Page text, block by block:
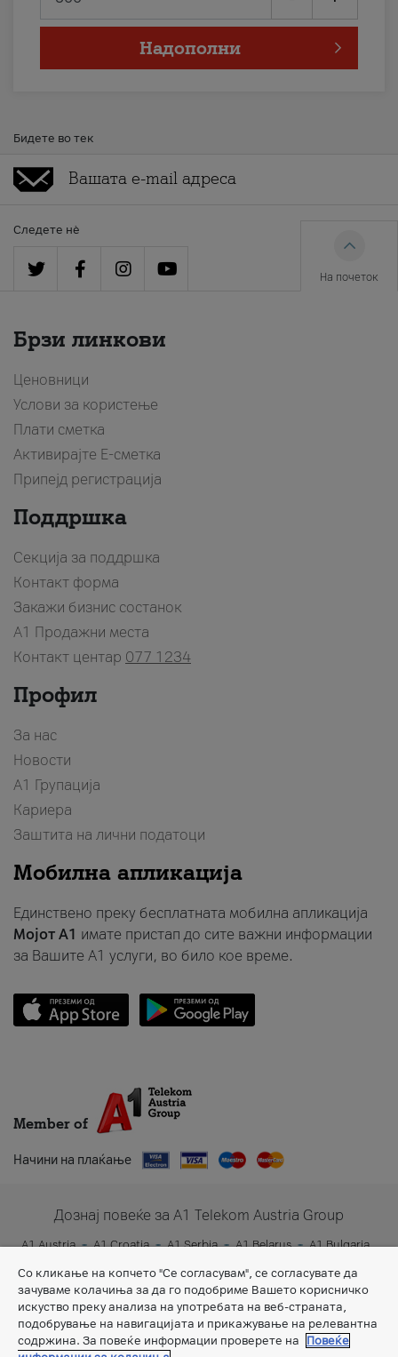
Надополни
Бидете во тек
Следете нè
На почеток
Брзи линкови
Ценовници
Услови за користење
Плати сметка
Активирајте Е-сметка
Припејд регистрација
Поддршка
Секција за поддршка
Контакт форма
Закажи бизнис состанок
A1 Продажни места
Контакт центар 077 1234
Профил
За нас
Новости
А1 Групација
Кариера
Заштита на лични податоци
Мобилна апликација
Единствено преку бесплатната мобилна апликација
Мојот A1 имате пристап до сите важни информации
за Вашите A1 услуги, во било кое време.
Member of
Начини на плаќање
Дознај повеќе за A1 Telekom Austria Group
A1 Austria A1 Croatia A1 Serbia A1 Belarus
A1 Bulgaria
Со кликање на копчето "Се согласувам", се согласувате да
зачуваме колачиња за да го подобриме Вашето корисничко
искуство преку анализа на употребата на веб-страната,
подобрување на навигацијата и прикажување на релевантна
содржина. За повеќе информации проверете на
Повеќе